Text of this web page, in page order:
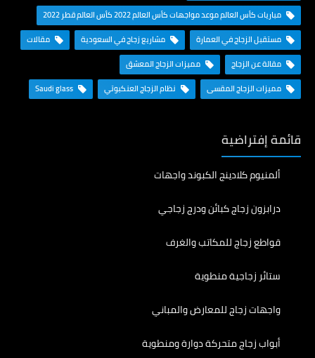
مباريات كأس العالم موعد مواجهات كأس العالم 2022 كأس العالم قطر 2022
مستقبل الزجاج في العمارة
مشاريع زجاج في السعودية
مقالات
مقالة عن الزجاج
مميزات الزجاج المعشق
مميزات الزجاج المقسى
نظام الزجاج العنكبوتي
قائمة إفتراضية
ألمنيوم كلادينج الكبوند واجهات
درابزون زجاج كبائن ودرج زجاجي
قواطع زجاج للمكاتب والغرف
ستائر زجاجية منطوية
واجهات زجاج للمعارض والمباني
أبواب زجاج متحركة دوارة ومنطوية